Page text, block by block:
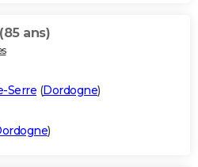
(85 ans)
Serre (Dordogne)
)